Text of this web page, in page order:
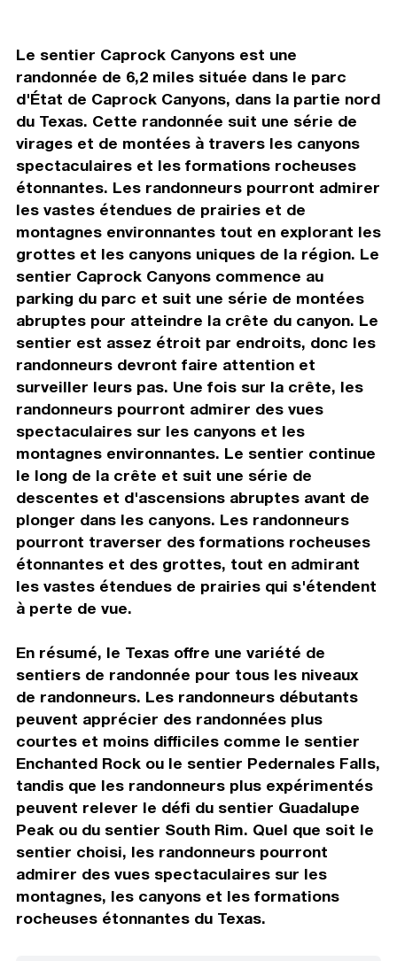
Le sentier Caprock Canyons est une
randonnée de 6,2 miles située dans le parc
d'État de Caprock Canyons, dans la partie nord
du Texas. Cette randonnée suit une série de
virages et de montées à travers les canyons
spectaculaires et les formations rocheuses
étonnantes. Les randonneurs pourront admirer
les vastes étendues de prairies et de
montagnes environnantes tout en explorant les
grottes et les canyons uniques de la région. Le
sentier Caprock Canyons commence au
parking du parc et suit une série de montées
abruptes pour atteindre la crête du canyon. Le
sentier est assez étroit par endroits, donc les
randonneurs devront faire attention et
surveiller leurs pas. Une fois sur la crête, les
randonneurs pourront admirer des vues
spectaculaires sur les canyons et les
montagnes environnantes. Le sentier continue
le long de la crête et suit une série de
descentes et d'ascensions abruptes avant de
plonger dans les canyons. Les randonneurs
pourront traverser des formations rocheuses
étonnantes et des grottes, tout en admirant
les vastes étendues de prairies qui s'étendent
à perte de vue.
En résumé, le Texas offre une variété de
sentiers de randonnée pour tous les niveaux
de randonneurs. Les randonneurs débutants
peuvent apprécier des randonnées plus
courtes et moins difficiles comme le sentier
Enchanted Rock ou le sentier Pedernales Falls,
tandis que les randonneurs plus expérimentés
peuvent relever le défi du sentier Guadalupe
Peak ou du sentier South Rim. Quel que soit le
sentier choisi, les randonneurs pourront
admirer des vues spectaculaires sur les
montagnes, les canyons et les formations
rocheuses étonnantes du Texas.